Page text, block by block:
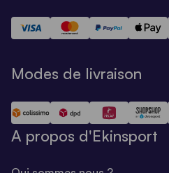
Modes de livraison
A propos d'Ekinsport